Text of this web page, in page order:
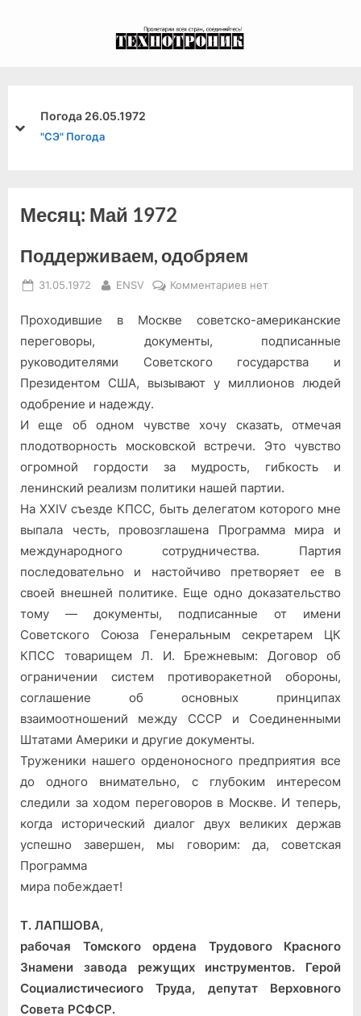
Погода 26.05.1972
"СЭ" Погода
prev
next
Месяц: Май 1972
Поддерживаем, одобряем
Posted
31.05.1972 By
ENSV Комментариевк
Поддерживаем,
одобряем
нет
Проходившие в Москве советско-американские
переговоры, документы, подписанные
руководителями Советского государства и
Президентом США, вызывают у миллионов людей
одобрение и надежду.
И еще об одном чувстве хочу сказать, отмечая
плодотворность московской встречи. Это чувство
огромной гордости за мудрость, гибкость и
ленинский реализм политики нашей партии.
На XXIV съезде КПСС, быть делегатом которого мне
выпала честь, провозглашена Программа мира и
международного сотрудничества. Партия
последовательно и настойчиво претворяет ее в
своей внешней политике. Еще одно доказательство
тому — документы, подписанные от имени
Советского Союза Генеральным секретарем ЦК
КПСС товарищем Л. И. Брежневым: Договор об
ограничении систем противоракетной обороны,
соглашение об основных принципах
взаимоотношений между СССР и Соединенными
Штатами Америки и другие документы.
Труженики нашего орденоносного предприятия все
до одного внимательно, с глубоким интересом
следили за ходом переговоров в Москве. И теперь,
когда исторический диалог двух великих держав
успешно завершен, мы говорим: да, советская
Программа
мира побеждает!
Т. ЛАПШОВА,
рабочая Томского ордена Трудового Красного
Знамени завода режущих инструментов. Герой
Социалистичесиого Труда, депутат Верховного
Совета РСФСР.